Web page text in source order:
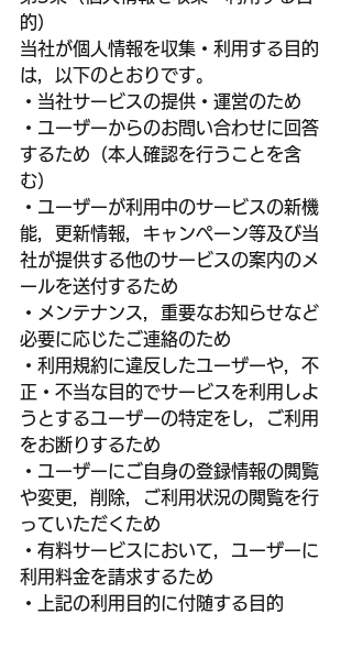
的）
当社が個人情報を収集・利用する目的
は，以下のとおりです。
・当社サービスの提供・運営のため
・ユーザーからのお問い合わせに回答
するため（本人確認を行うことを含
む）
・ユーザーが利用中のサービスの新機
能，更新情報，キャンペーン等及び当
社が提供する他のサービスの案内のメ
ールを送付するため
・メンテナンス，重要なお知らせなど
必要に応じたご連絡のため
・利用規約に違反したユーザーや，不
正・不当な目的でサービスを利用しよ
うとするユーザーの特定をし，ご利用
をお断りするため
・ユーザーにご自身の登録情報の閲覧
や変更，削除，ご利用状況の閲覧を行
っていただくため
・有料サービスにおいて，ユーザーに
利用料金を請求するため
・上記の利用目的に付随する目的